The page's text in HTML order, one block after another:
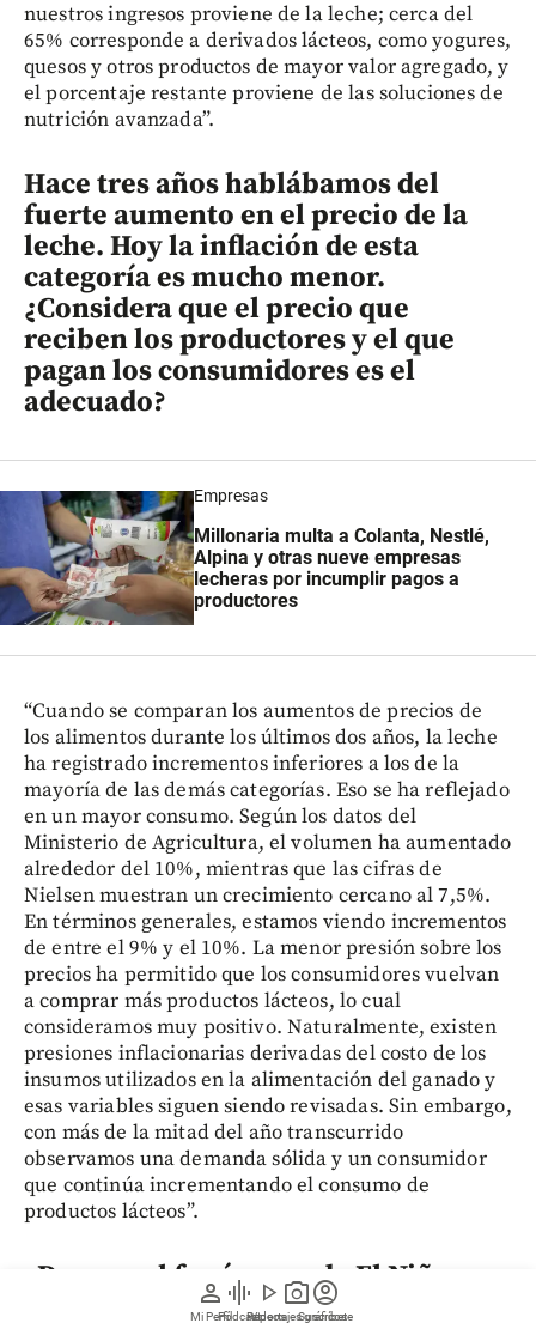
person
Mi Perfil
graphic_eq
Pódcast
play_arrow
Videos
photo_camera
Reportajes gráficos
account_circle
Suscríbete
nuestros ingresos proviene de la leche; cerca del
65% corresponde a derivados lácteos, como yogures,
quesos y otros productos de mayor valor agregado, y
el porcentaje restante proviene de las soluciones de
nutrición avanzada”.
Hace tres años hablábamos del
fuerte aumento en el precio de la
leche. Hoy la inflación de esta
categoría es mucho menor.
¿Considera que el precio que
reciben los productores y el que
pagan los consumidores es el
adecuado?
Empresas
Millonaria multa a Colanta, Nestlé,
Alpina y otras nueve empresas
lecheras por incumplir pagos a
productores
“Cuando se comparan los aumentos de precios de
los alimentos durante los últimos dos años, la leche
ha registrado incrementos inferiores a los de la
mayoría de las demás categorías. Eso se ha reflejado
en un mayor consumo. Según los datos del
Ministerio de Agricultura, el volumen ha aumentado
alrededor del 10%, mientras que las cifras de
Nielsen muestran un crecimiento cercano al 7,5%.
En términos generales, estamos viendo incrementos
de entre el 9% y el 10%. La menor presión sobre los
precios ha permitido que los consumidores vuelvan
a comprar más productos lácteos, lo cual
consideramos muy positivo. Naturalmente, existen
presiones inflacionarias derivadas del costo de los
insumos utilizados en la alimentación del ganado y
esas variables siguen siendo revisadas. Sin embargo,
con más de la mitad del año transcurrido
observamos una demanda sólida y un consumidor
que continúa incrementando el consumo de
productos lácteos”.
¿De cara al fenómeno de El Niño y a
las probabilidades de sequías, cómo